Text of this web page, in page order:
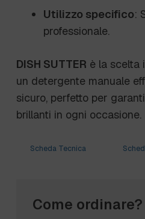
Utilizzo specifico:
professionale.
DISH SUTTER è la scelta
un detergente manuale
sicuro, perfetto per
brillanti in ogni occasione.
Scheda Tecnica
Come ordinare?